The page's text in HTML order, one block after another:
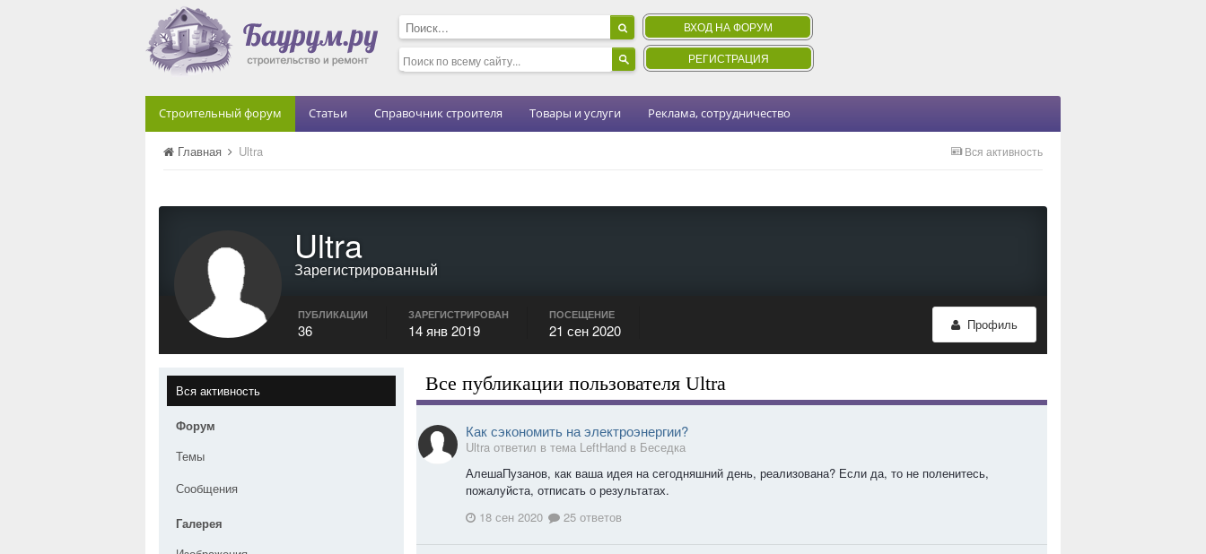
ВХОД НА ФОРУМ
РЕГИСТРАЦИЯ
Строительный форум Статьи Справочник строителя Товары и услуги Реклама, сотрудничество
Вся активность
Главная Ultra
Ultra
Зарегистрированный
Профиль
ПУБЛИКАЦИИ
36
ЗАРЕГИСТРИРОВАН
14 янв 2019
ПОСЕЩЕНИЕ
21 сен 2020
Вся активность
Форум
Темы
Сообщения
Галерея
Все публикации пользователя Ultra
Как сэкономить на электроэнергии?
Ultra ответил в тема LeftHand в Беседка
АлешаПузанов, как ваша идея на сегодняшний день, реализована? Если да, то не поленитесь,
пожалуйста, отписать о результатах.
18 сен 2020
25 ответов